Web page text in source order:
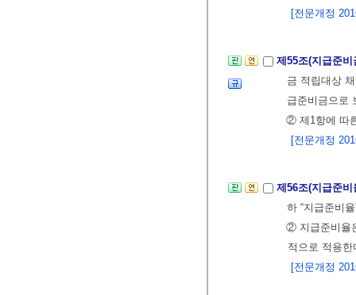
[전문개정
제55조(지급준
금 적립대상
급준비금으로
② 제1항에 따
[전문개정
제56조(지급준
하 “지급준비
② 지급준비율
적으로 적용한
[전문개정